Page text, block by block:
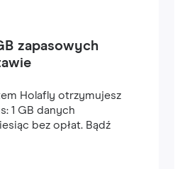
zapasowych
Holafly otrzymujesz
1 GB danych
bez opłat. Bądź